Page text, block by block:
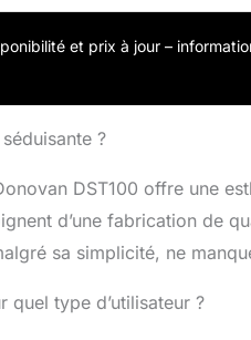
électrique MINI 3W, une
guitare et des médiators
et prix à jour –
?
DST100 offre une
d’une fabrication de
sa simplicité, ne
type d’utilisateur ?